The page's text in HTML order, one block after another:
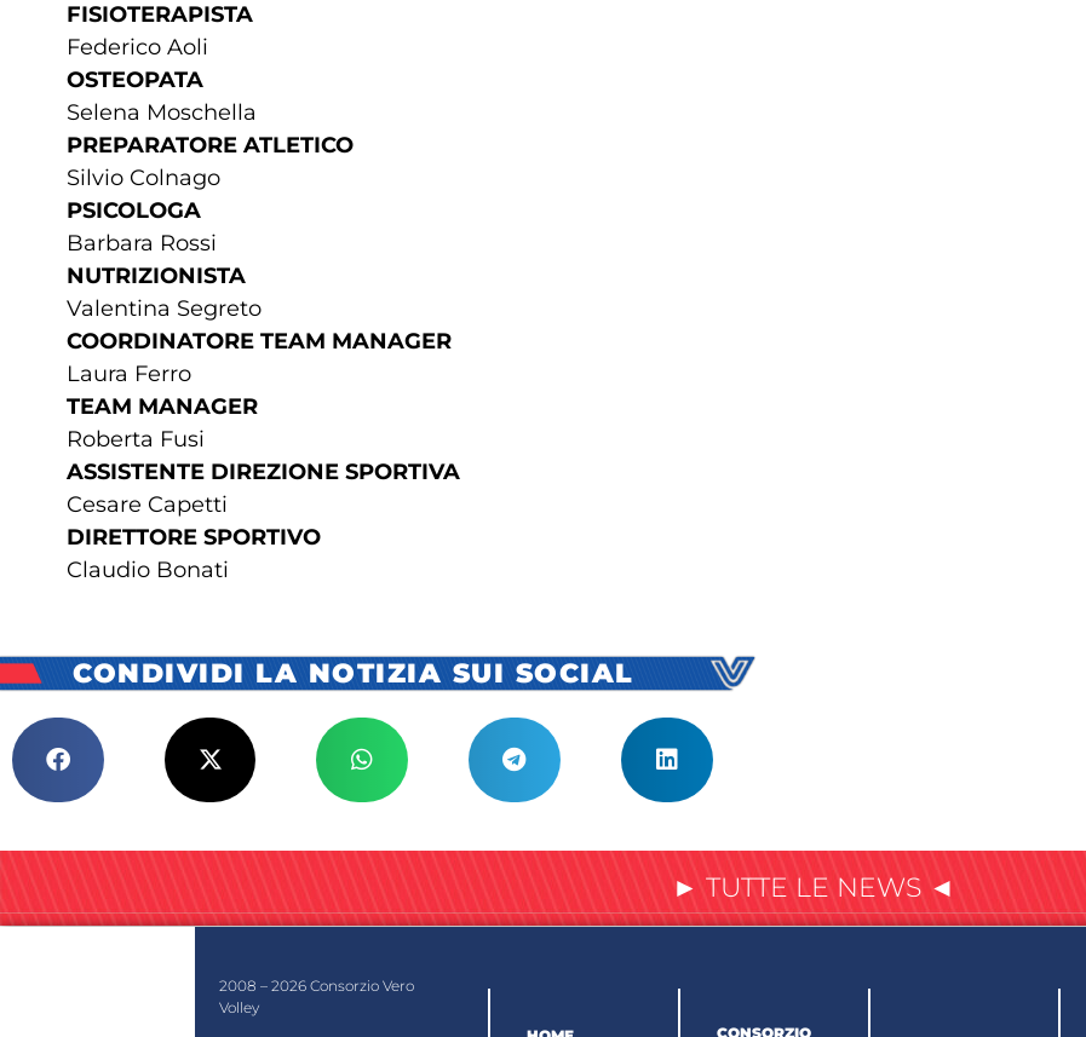
FISIOTERAPISTA
Federico Aoli
OSTEOPATA
Selena Moschella
PREPARATORE ATLETICO
Silvio Colnago
PSICOLOGA
Barbara Rossi
NUTRIZIONISTA
Valentina Segreto
COORDINATORE TEAM MANAGER
Laura Ferro
TEAM MANAGER
Roberta Fusi
ASSISTENTE DIREZIONE SPORTIVA
Cesare Capetti
DIRETTORE SPORTIVO
Claudio Bonati
CONDIVIDI LA NOTIZIA SUI SOCIAL
► TUTTE LE NEWS ◄
2008 – 2026 Consorzio Vero
Volley
CONSORZIO